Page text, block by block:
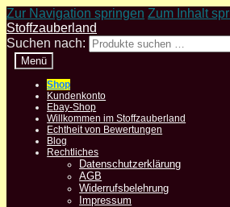
Zur Navigation springen Zum Inhalt
Stoffzauberland
Suchen nach:
Menü
Shop
Kundenkonto
Ebay-Shop
Willkommen im Stoffzauberland
Echtheit von Bewertungen
Blog
Rechtliches
Datenschutzerklärung
AGB
Widerrufsbelehrung
Impressum